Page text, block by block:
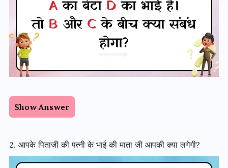
Show Answer
2. आपके पिताजी की पत्नीके भाई की माता जी आपकी क्या लगेगी?